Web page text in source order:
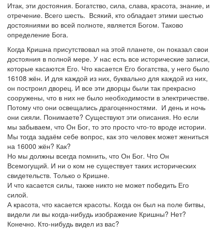
Итак, эти достояния. Богатство, сила, слава, красота, знание, и
отречение. Всего шесть. Всякий, кто обладает этими шестью
достояниями во всей полноте, является Богом. Таково
определение Бога.
Когда Кришна присутствовал на этой планете, он показал свои
достояния в полной мере. У нас есть все исторические записи,
которые касаются Его. Что касается Его богатства, у него было
16108 жён. И для каждой из них, буквально для каждой из них,
он построил дворец. И все эти дворцы были так прекрасно
сооружены, что в них не было необходимости в электричестве.
Потому что они освещались драгоценностями. И день и ночь
они сияли. Понимаете? Существуют эти описания. Но если
мы забываем, что Он Бог, то это просто что-то вроде истории.
Мы тогда задаём себе вопрос, как это человек может жениться
на 16000 жён? Как?
Но мы должны всегда помнить, что Он Бог. Что Он
Всемогущий. И ни о ком не существует таких исторических
свидетельств. Только о Кришне.
И что касается силы, также никто не может победить Его
силой.
А красота, что касается красоты. Когда он был на поле битвы,
видели ли вы когда-нибудь изображение Кришны? Нет?
Конечно. Кто-нибудь видел из вас?